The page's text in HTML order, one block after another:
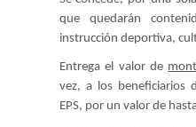
que quedarán
instrucción deportiva,
Entrega el valor de
vez, a los beneficiarios
EPS, por un valor de